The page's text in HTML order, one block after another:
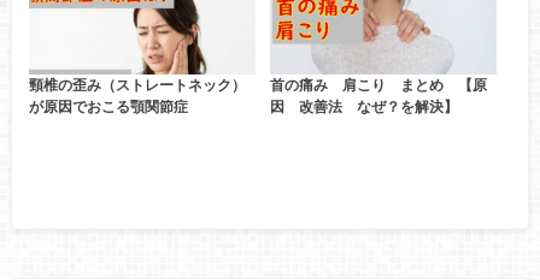
頸椎の歪み（ストレートネック）
が原因でおこる顎関節症
首の痛み 肩こり まとめ 【原
因 改善法 なぜ？を解決】